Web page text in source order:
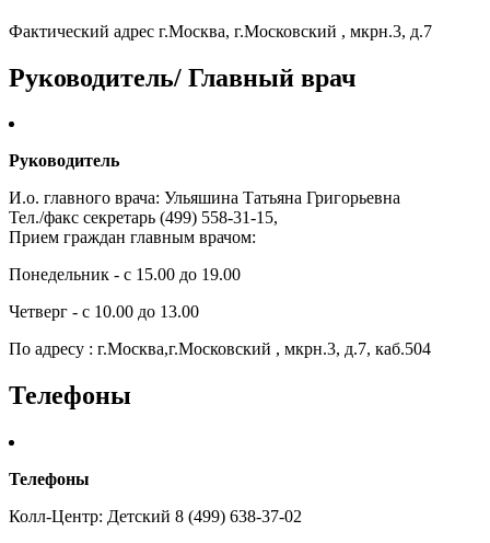
Фактический адрес г.Москва, г.Московский , мкрн.3, д.7
Руководитель/ Главный врач
Руководитель
И.о. главного врача: Ульяшина Татьяна Григорьевна
Тел./факс секретарь (499) 558-31-15,
Прием граждан главным врачом:
Понедельник - с 15.00 до 19.00
Четверг - с 10.00 до 13.00
По адресу : г.Москва,г.Московский , мкрн.3, д.7, каб.504
Телефоны
Телефоны
Колл-Центр: Детский 8 (499) 638-37-02